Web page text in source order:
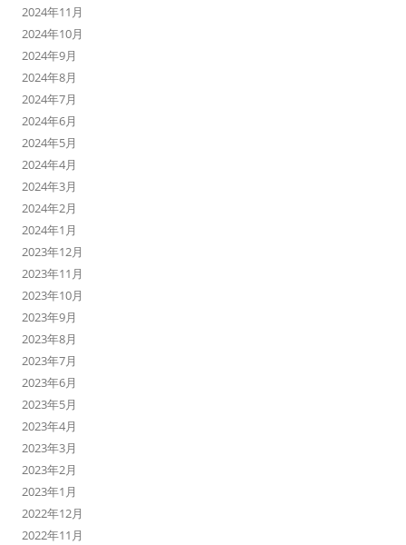
2024年11月
2024年10月
2024年9月
2024年8月
2024年7月
2024年6月
2024年5月
2024年4月
2024年3月
2024年2月
2024年1月
2023年12月
2023年11月
2023年10月
2023年9月
2023年8月
2023年7月
2023年6月
2023年5月
2023年4月
2023年3月
2023年2月
2023年1月
2022年12月
2022年11月